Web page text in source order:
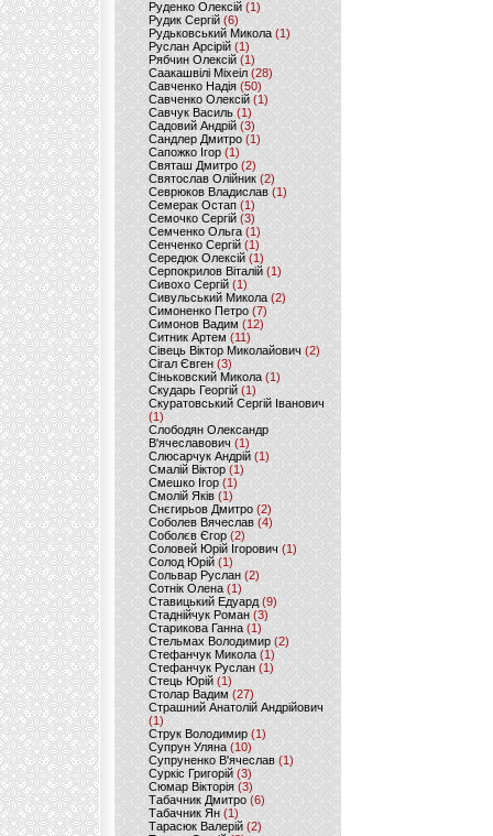
Руденко Олексій(1)
Рудик Сергій(6)
Рудьковський Микола (1)
Руслан Арсірій(1)
Рябчин Олексій (1)
Саакашвілі Міхеіл(28)
Савченко Надія (50)
Савченко Олексій(1)
Савчук Василь (1)
Садовий Андрій (3)
Сандлер Дмитро(1)
Сапожко Ігор(1)
Святаш Дмитро (2)
Святослав Олійник (2)
Севрюков Владислав (1)
Семерак Остап (1)
Семочко Сергій (3)
Семченко Ольга (1)
Сенченко Сергій(1)
Середюк Олексій(1)
Серпокрилов Віталій(1)
Сивохо Сергій(1)
Сивульський Микола(2)
Симоненко Петро(7)
Симонов Вадим (12)
Ситник Артем(11)
Сівець Віктор Миколайович(2)
Сігал Євген (3)
Сіньковский Микола(1)
Скударь Георгій (1)
Скуратовський Сергій Іванович
(1)
Слободян Олександр
В'ячеславович(1)
Слюсарчук Андрій(1)
Смалій Віктор (1)
Смешко Ігор (1)
Смолій Яків (1)
Снєгирьов Дмитро (2)
Соболев Вячеслав (4)
Соболєв Єгор(2)
Соловей Юрій Ігорович (1)
Солод Юрій (1)
Сольвар Руслан (2)
Сотнік Олена(1)
Ставицький Едуард (9)
Стаднійчук Роман(3)
Старикова Ганна (1)
Стельмах Володимир(2)
Стефанчук Микола (1)
Стефанчук Руслан (1)
Стець Юрій (1)
Столар Вадим(27)
Страшний Анатолій Андрійович
(1)
Струк Володимир (1)
Супрун Уляна (10)
Супруненко В'ячеслав (1)
Суркіс Григорій (3)
Сюмар Вікторія (3)
Табачник Дмитро (6)
Табачник Ян(1)
Тарасюк Валерій (2)